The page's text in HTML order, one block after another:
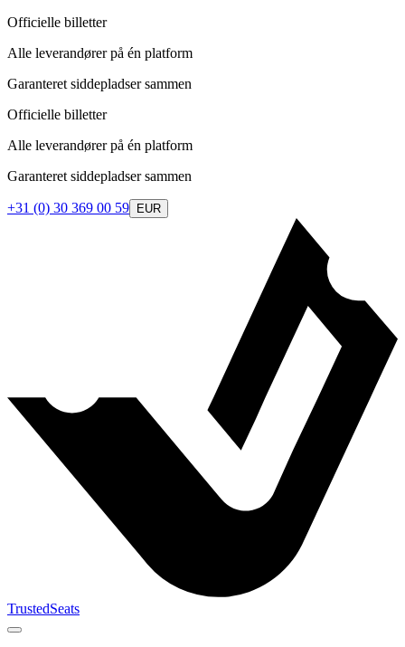
Officielle billetter
Alle leverandører på én platform
Garanteret siddepladser sammen
Officielle billetter
Alle leverandører på én platform
Garanteret siddepladser sammen
+31 (0) 30 369 00 59 EUR
TrustedSeats